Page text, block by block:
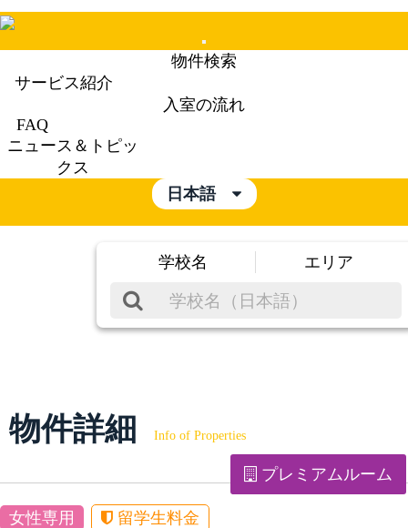
Mobile
Menu
物件検索
サービス紹介
入室の流れ
FAQ
ニュース＆トピッ
クス
日本語
学校名 エリア
物件詳細 Info of Properties
プレミアムルーム
女性専用 留学生料金